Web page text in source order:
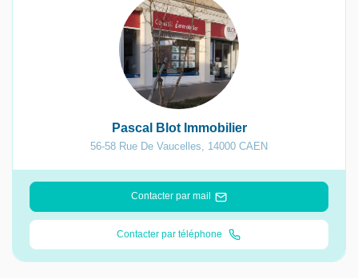
Pascal Blot Immobilier
56-58 Rue De Vaucelles, 14000 CAEN
Contacter par mail
Contacter par téléphone